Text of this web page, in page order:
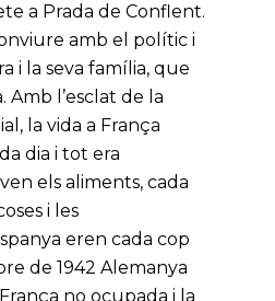
a Prada de Conflent.
amb el polític i
i la seva família, que
Amb l’esclat de la
la vida a França
dia i tot era
els aliments, cada
i les
eren cada cop
de 1942 Alemanya
no ocupada i la